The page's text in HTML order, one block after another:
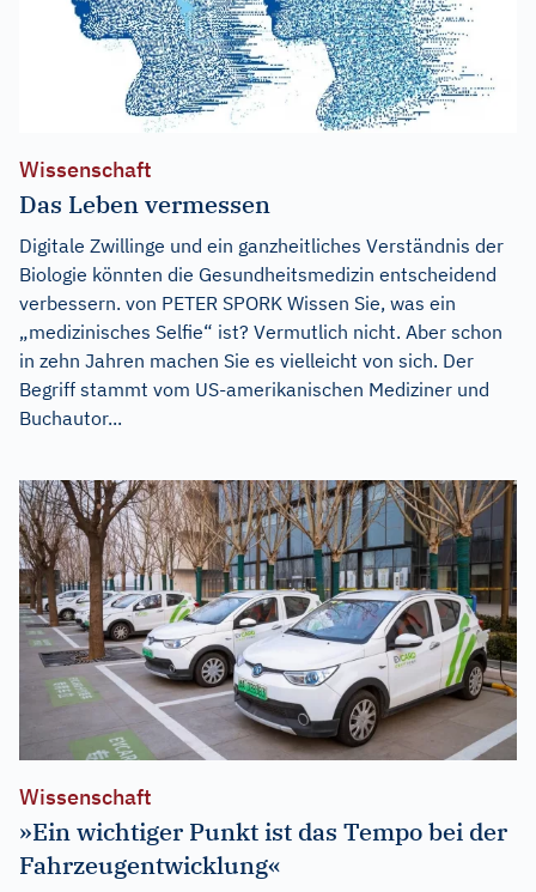
Wissenschaft
Das Leben vermessen
Digitale Zwillinge und ein ganzheitliches Verständnis der
Biologie könnten die Gesundheitsmedizin entscheidend
verbessern. von PETER SPORK Wissen Sie, was ein
„medizinisches Selfie“ ist? Vermutlich nicht. Aber schon
in zehn Jahren machen Sie es vielleicht von sich. Der
Begriff stammt vom US-amerikanischen Mediziner und
Buchautor...
Wissenschaft
»Ein wichtiger Punkt ist das Tempo bei der
Fahrzeugentwicklung«